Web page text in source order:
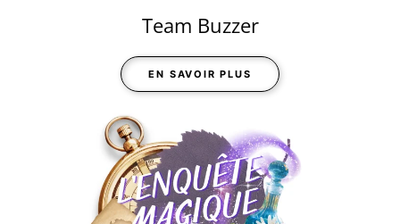
Team Buzzer
EN SAVOIR PLUS